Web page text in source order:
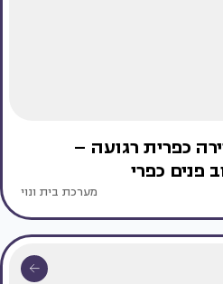
כפרית רגועה –
פנים כפרי
מערכת בית ונוי